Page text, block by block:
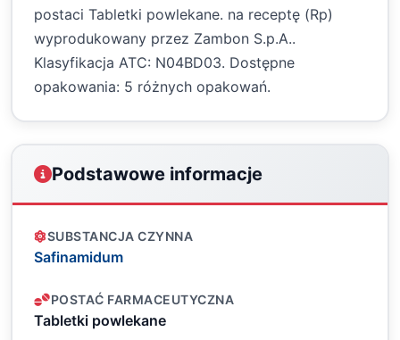
postaci Tabletki powlekane. na receptę (Rp)
wyprodukowany przez Zambon S.p.A..
Klasyfikacja ATC: N04BD03. Dostępne
opakowania: 5 różnych opakowań.
Podstawowe informacje
SUBSTANCJA CZYNNA
Safinamidum
POSTAĆ FARMACEUTYCZNA
Tabletki powlekane